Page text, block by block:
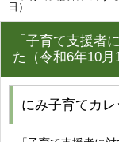
日）
「子育て支援者
た（令和6年10月
にみ子育てカレ